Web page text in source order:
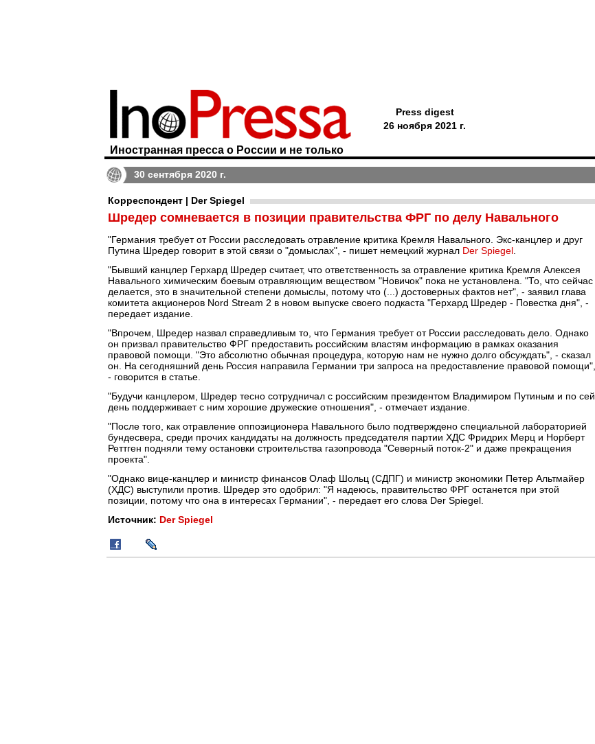
Иностранная пресса о России и не только
Press digest
26 ноября 2021 г.
30 сентября 2020 г.
Корреспондент | Der Spiegel
Шредер сомневается в позиции правительства ФРГ по делу Навального
"Германия требует от России расследовать отравление критика Кремля Навального. Экс-канцлер и друг
Путина Шредер говорит в этой связи о "домыслах", - пишет немецкий журнал Der Spiegel
"Бывший канцлер Герхард Шредер считает, что ответственность за отравление критика Кремля Алексея
Навального химическим боевым отравляющим веществом "Новичок" пока не установлена. "То, что сейчас
делается, это в значительной степени домыслы, потому что (...) достоверных фактов нет", - заявил глава
комитета акционеров Nord Stream 2 в новом выпуске своего подкаста "Герхард Шредер - Повестка дня", -
передает издание.
"Впрочем, Шредер назвал справедливым то, что Германия требует от России расследовать дело. Однако
он призвал правительство ФРГ предоставить российским властям информацию в рамках оказания
правовой помощи. "Это абсолютно обычная процедура, которую нам не нужно долго обсуждать", - сказал
он. На сегодняшний день Россия направила Германии три запроса на предоставление правовой помощи",
- говорится в статье.
"Будучи канцлером, Шредер тесно сотрудничал с российским президентом Владимиром Путиным и по сей
день поддерживает с ним хорошие дружеские отношения", - отмечает издание.
"После того, как отравление оппозиционера Навального было подтверждено специальной лабораторией
бундесвера, среди прочих кандидаты на должность председателя партии ХДС Фридрих Мерц и Норберт
Реттген подняли тему остановки строительства газопровода "Северный поток-2" и даже прекращения
проекта".
"Однако вице-канцлер и министр финансов Олаф Шольц (СДПГ) и министр экономики Петер Альтмайер
(ХДС) выступили против. Шредер это одобрил: "Я надеюсь, правительство ФРГ останется при этой
позиции, потому что она в интересах Германии", - передает его слова Der Spiegel.
Источник: Der Spiegel